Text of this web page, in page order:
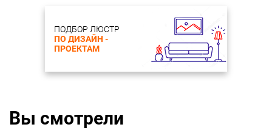
ПОДБОР ЛЮСТР
ПО ДИЗАЙН -
ПРОЕКТАМ
Вы смотрели